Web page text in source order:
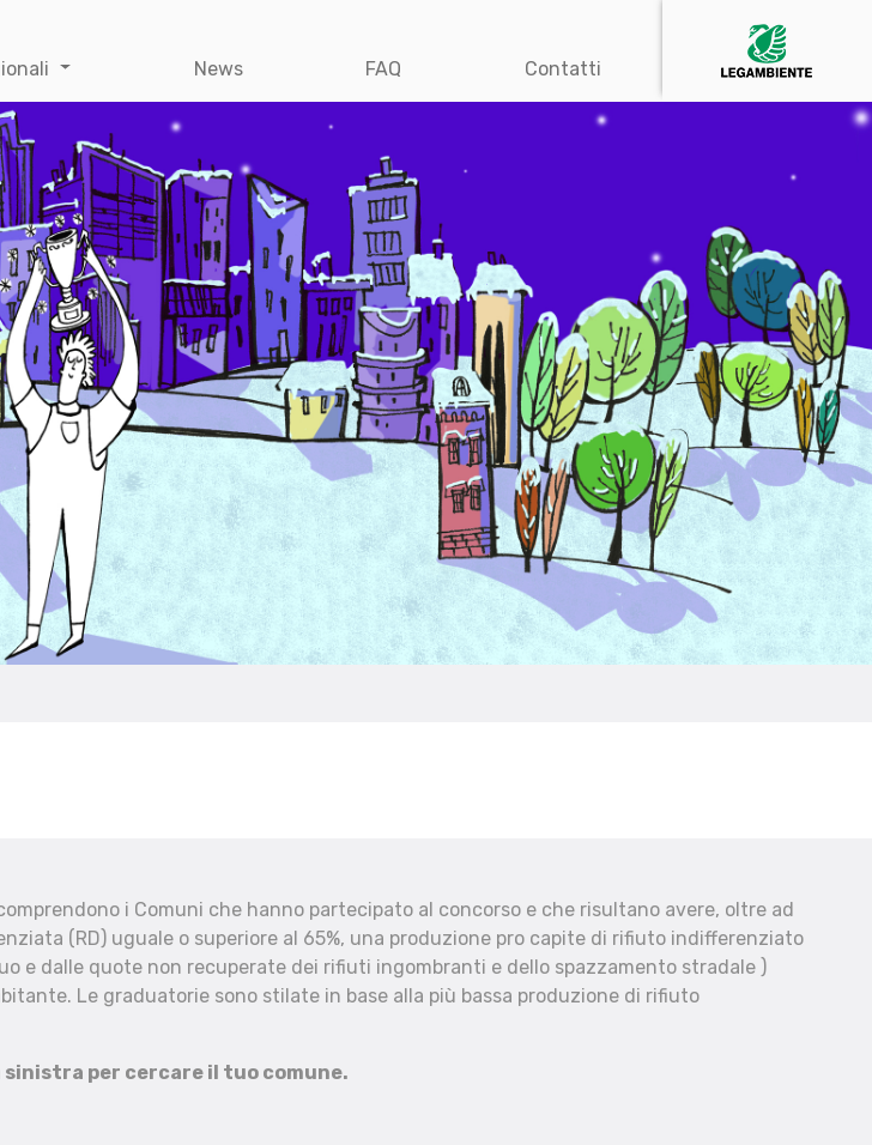
News FAQ Contatti
i Comuni che hanno partecipato al concorso e che risultano avere, oltre ad
(RD) uguale o superiore al 65%, una produzione pro capite di rifiuto indifferenziato
e dalle quote non recuperate dei rifiuti ingombranti e dello spazzamento stradale )
Le graduatorie sono stilate in base alla più bassa produzione di rifiuto
per cercare il tuo comune.